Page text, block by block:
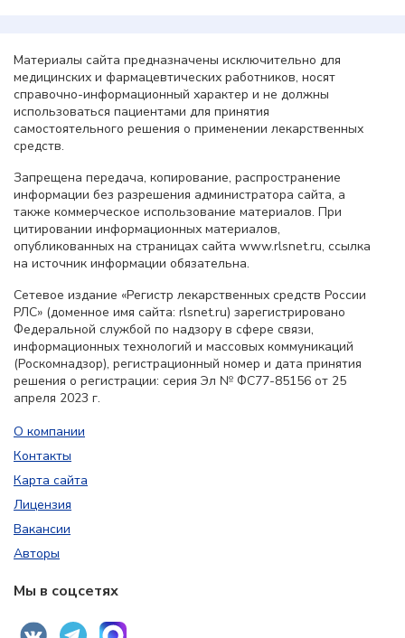
Материалы сайта предназначены исключительно для
медицинских и фармацевтических работников, носят
справочно-информационный характер и не должны
использоваться пациентами для принятия
самостоятельного решения о применении лекарственных
средств.
Запрещена передача, копирование, распространение
информации без разрешения администратора сайта, а
также коммерческое использование материалов. При
цитировании информационных материалов,
опубликованных на страницах сайта www.rlsnet.ru, ссылка
на источник информации обязательна.
Сетевое издание «Регистр лекарственных средств России
РЛС» (доменное имя сайта: rlsnet.ru) зарегистрировано
Федеральной службой по надзору в сфере связи,
информационных технологий и массовых коммуникаций
(Роскомнадзор), регистрационный номер и дата принятия
решения о регистрации: серия Эл № ФС77-85156 от 25
апреля 2023 г.
О компании
Контакты
Карта сайта
Лицензия
Вакансии
Авторы
Мы в соцсетях